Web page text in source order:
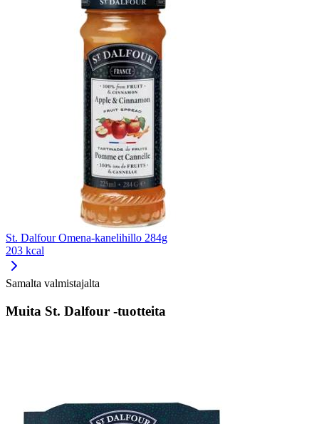
St. Dalfour Omena-kanelihillo 284g
203 kcal
Samalta valmistajalta
Muita St. Dalfour -tuotteita